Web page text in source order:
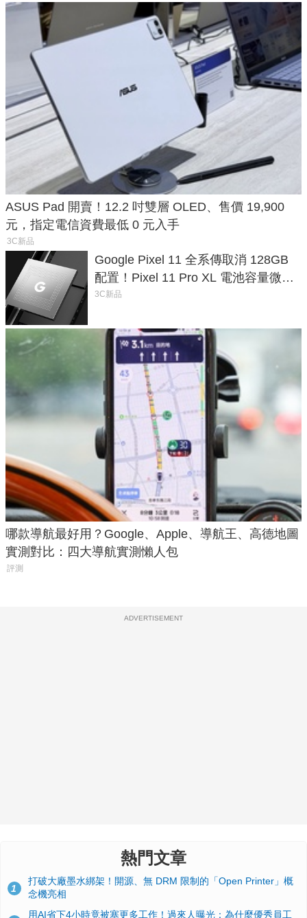
ASUS Pad 開賣！12.2 吋雙層 OLED、售價 19,900
元，指定電信資費最低 0 元入手
3C新品
Google Pixel 11 全系傳取消 128GB
配置！Pixel 11 Pro XL 電池容量微降
1.6%
3C新品
哪款導航最好用？Google、Apple、導航王、高德地圖
實測對比：四大導航實測懶人包
評測
ADVERTISEMENT
熱門文章
1
打破大廠墨水綁架！開源、無 DRM 限制的「Open Printer」概
念機亮相
用AI省下4小時竟被塞更多工作！過來人曝光：為什麼優秀員工